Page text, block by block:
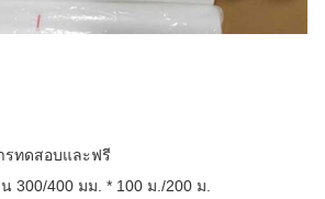
รทดสอบและฟรี
300/400 มม. * 100 ม./200 ม.